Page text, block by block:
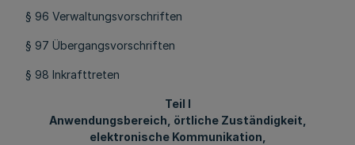
§ 96 Verwaltungsvorschriften
§ 97 Übergangsvorschriften
§ 98 Inkrafttreten
Teil I
Anwendungsbereich, örtliche Zuständigkeit,
elektronische Kommunikation,